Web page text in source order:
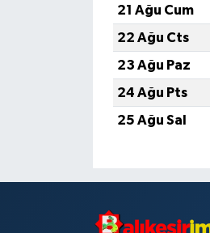
21 Ağu Cum
22 Ağu Cts
23 Ağu Paz
24 Ağu Pts
25 Ağu Sal